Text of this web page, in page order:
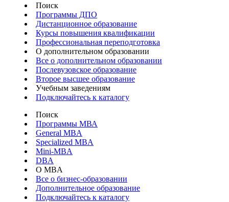
Поиск
Программы ДПО
Дистанционное образование
Курсы повышения квалификации
Профессиональная переподготовка
О дополнительном образовании
Все о дополнительном образовании
Послевузовское образование
Второе высшее образование
Учебным заведениям
Подключайтесь к каталогу
Поиск
Программы МВА
General MBA
Specialized MBA
Mini-MBA
DBA
О MBA
Все о бизнес-образовании
Дополнительное образование
Подключайтесь к каталогу